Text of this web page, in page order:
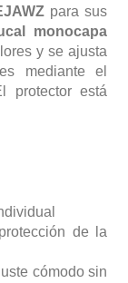
para sus
monocapa
y se ajusta
mediante el
protector está
de la
cómodo sin